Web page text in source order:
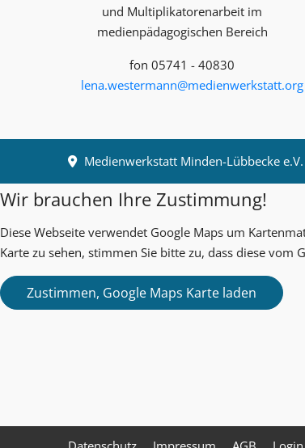
und Multiplika­toren­arbeit im
medienpädagogischen Bereich
fon 05741 - 40830
lena.westermann@medienwerkstatt.org
Medienwerkstatt Minden-Lübbecke e.V.
Wir brauchen Ihre Zustimmung!
Diese Webseite verwendet Google Maps um
Karte zu sehen, stimmen Sie bitte zu, dass diese